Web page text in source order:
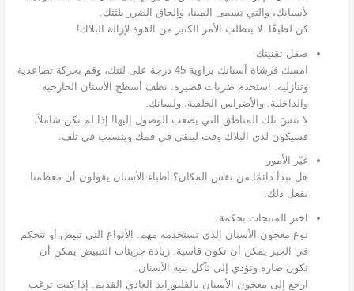
لأسنانك، والتي تسمى المينا، وإلحاق الضرر بلثتك.
كن لطيفًا. لا يتطلب الأمر الكثير من القوة لإزالة البلاك!
صقل تقنيتك
امسك فرشاة أسنانك بزاوية 45 درجة على لثتك، وقم بحركة تصاعدية
وتنازلية. استخدم ضربات قصيرة. نظف أسطح الأسنان الخارجية
والداخلية، والأضراس الخلفية، ولسانك.
لا تنسَ تلك المناطق التي يصعب الوصول إليها! إذا لم تكن شاملاً،
فسيكون لدى البلاك وقت ليبقى في فمك ويتسبب في تلف.
غيّر الأمور
هل تبدأ دائمًا من نفس المكان؟ أطباء الأسنان يقولون أن معظمنا
يفعل ذلك.
اختر المنتجات بحكمة
نوع معجون الأسنان الذي تستخدمه مهم. الأنواع التي تبيض أو تتحكم
في الجير يمكن أن تكون قاسية. زيادة جزيئات التبييض يمكن أن
تكون ضارة وتؤدي إلى تآكل بنية الأسنان.
ارجع إلى معجون الأسنان بالفليورايد العادي القديم. إذا كنت ترغب